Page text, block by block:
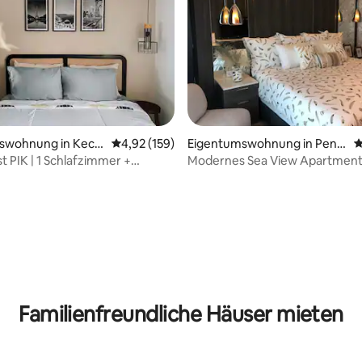
4,9 von 5, 123 Bewertungen
in Keca
Durchschnittliche Bewertung: 4,92 von 5,
4,92 (159)
PIK | 1 Schlafzimmer +
Eigentumswohnung in Penja
ringan
Modernes Sea View
Familienfreundliche Häuser mieten